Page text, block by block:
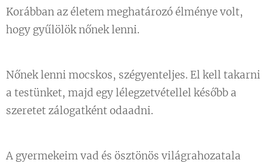
Korábban az életem meghatározó élménye volt,
hogy gyűlölök nőnek lenni.
Nőnek lenni mocskos, szégyenteljes. El kell takarni
a testünket, majd egy lélegzetvétellel később a
szeretet zálogatként odaadni.
A gyermekeim vad és ösztönös világrahozatala